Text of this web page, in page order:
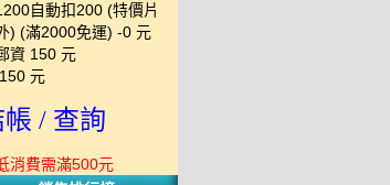
自動扣200 (特價片
) (滿2000免運) -0 元
資 150 元
150 元
帳 / 查詢
消費需滿500元